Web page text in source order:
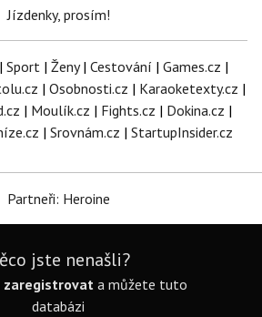
Jízdenky, prosím!
Sport | Ženy| Cestování | Games.cz |
| Osobnosti.cz | Karaoketexty.cz |
| Moulík.cz | Fights.cz | Dokina.cz |
| Srovnám.cz | StartupInsider.cz
Partneři: Heroine
jste nenašli?
zaregistrovat a můžete tuto
databázi